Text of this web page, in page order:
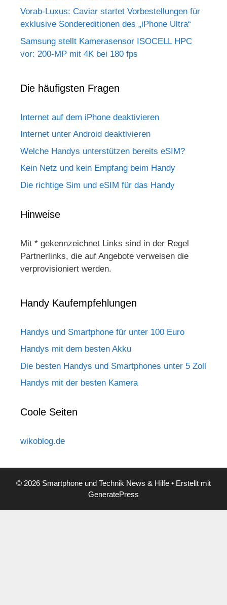
Vorab-Luxus: Caviar startet Vorbestellungen für
exklusive Sondereditionen des „iPhone Ultra“
Samsung stellt Kamerasensor ISOCELL HPC
vor: 200-MP mit 4K bei 180 fps
Die häufigsten Fragen
Internet auf dem iPhone deaktivieren
Internet unter Android deaktivieren
Welche Handys unterstützen bereits eSIM?
Kein Netz und kein Empfang beim Handy
Die richtige Sim und eSIM für das Handy
Hinweise
Mit * gekennzeichnet Links sind in der Regel
Partnerlinks, die auf Angebote verweisen die
verprovisioniert werden.
Handy Kaufempfehlungen
Handys und Smartphone für unter 100 Euro
Handys mit dem besten Akku
Die besten Handys und Smartphones unter 5 Zoll
Handys mit der besten Kamera
Coole Seiten
wikoblog.de
© 2026 Smartphone und Technik News & Hilfe • Erstellt mit
GeneratePress